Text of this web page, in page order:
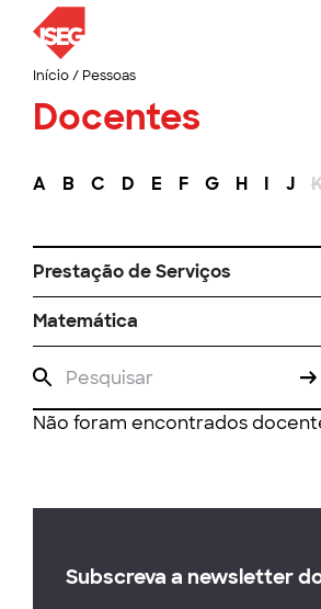
Início/ Pessoas
Docentes
A B C D E F G H I J
Prestação de Serviços
Matemática
Não foram encontrados
Subscreva a newsletter